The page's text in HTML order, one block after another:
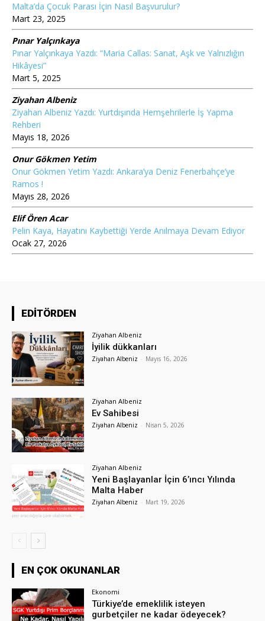
Malta’da Çocuk Parası İçin Nasıl Başvurulur?
Mart 23, 2025
Pınar Yalçınkaya
Pınar Yalçınkaya Yazdı: “Maria Callas: Sanat, Aşk ve Yalnızlığın
Hikâyesi”
Mart 5, 2025
Ziyahan Albeniz
Ziyahan Albeniz Yazdı: Yurtdışında Hemşehrilerle İş Yapma
Rehberi
Mayıs 18, 2026
Onur Gökmen Yetim
Onur Gökmen Yetim Yazdı: Ankara’ya Deniz Fenerbahçe’ye
Ramos !
Mayıs 28, 2026
Elif Ören Acar
Pelin Kaya, Hayatını Kaybettiği Yerde Anılmaya Devam Ediyor
Ocak 27, 2026
EDİTÖRDEN
Ziyahan Albeniz
İyilik dükkanları
Ziyahan Albeniz - Mayıs 16, 2026
Ziyahan Albeniz
Ev Sahibesi
Ziyahan Albeniz - Nisan 5, 2026
Ziyahan Albeniz
Yeni Başlayanlar İçin 6’ıncı Yılında
Malta Haber
Ziyahan Albeniz - Mart 19, 2026
EN ÇOK OKUNANLAR
Ekonomi
Türkiye’de emeklilik isteyen
gurbetçiler ne kadar ödeyecek?